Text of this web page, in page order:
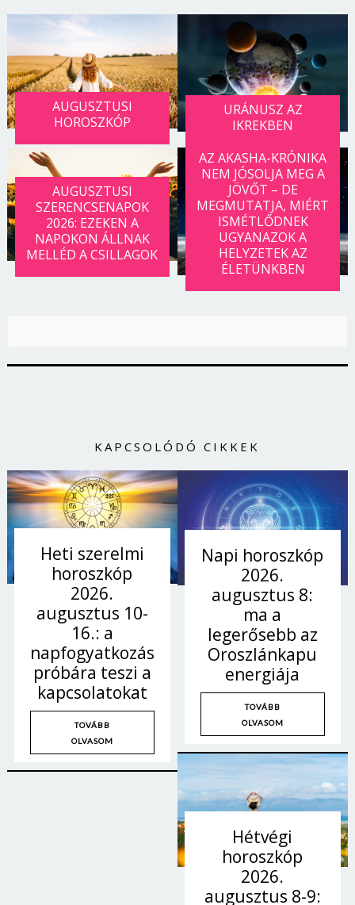
AUGUSZTUSI
HOROSZKÓP
URÁNUSZ AZ
IKREKBEN
AUGUSZTUSI
SZERENCSENAPOK
2026: EZEKEN A
NAPOKON ÁLLNAK
MELLÉD A CSILLAGOK
AZ AKASHA-KRÓNIKA
NEM JÓSOLJA MEG A
JÖVŐT – DE
MEGMUTATJA, MIÉRT
ISMÉTLŐDNEK
UGYANAZOK A
HELYZETEK AZ
ÉLETÜNKBEN
KAPCSOLÓDÓ CIKKEK
Heti szerelmi
horoszkóp
2026.
augusztus 10-
16.: a
napfogyatkozás
próbára teszi a
kapcsolatokat
TOVÁBB
OLVASOM
Napi horoszkóp
2026.
augusztus 8:
ma a
legerősebb az
Oroszlánkapu
energiája
TOVÁBB
OLVASOM
Hétvégi
horoszkóp
2026.
augusztus 8-9: